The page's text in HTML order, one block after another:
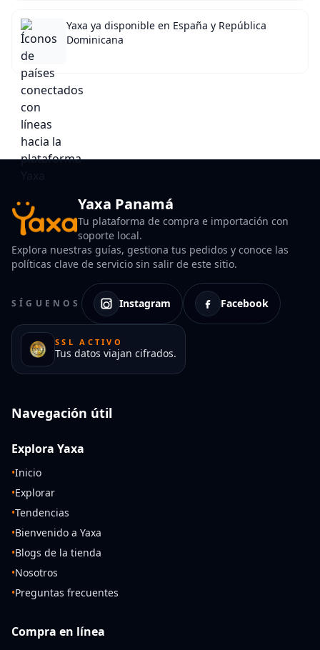
Yaxa ya disponible en España y República
Dominicana
Yaxa Panamá
Tu plataforma de compra e importación con
soporte local.
Explora nuestras guías, gestiona tus pedidos y conoce las
políticas clave de servicio sin salir de este sitio.
SÍGUENOS Instagram Facebook
SSL ACTIVO
Tus datos viajan cifrados.
Navegación útil
Explora Yaxa
•Inicio
•Explorar
•Tendencias
•Bienvenido a Yaxa
•Blogs de la tienda
•Nosotros
•Preguntas frecuentes
Compra en línea